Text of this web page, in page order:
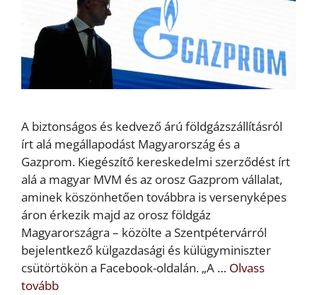
A biztonságos és kedvező árú földgázszállításról
írt alá megállapodást Magyarország és a
Gazprom. Kiegészítő kereskedelmi szerződést írt
alá a magyar MVM és az orosz Gazprom vállalat,
aminek köszönhetően továbbra is versenyképes
áron érkezik majd az orosz földgáz
Magyarországra – közölte a Szentpétervárról
bejelentkező külgazdasági és külügyminiszter
csütörtökön a Facebook-oldalán. „A … Olvass
tovább